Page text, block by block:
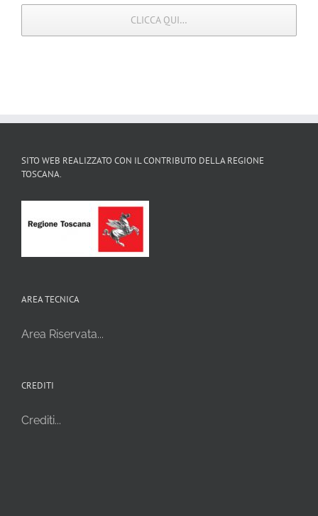
CLICCA QUI…
SITO WEB REALIZZATO CON IL CONTRIBUTO DELLA REGIONE
TOSCANA.
AREA TECNICA
Area Riservata...
CREDITI
Crediti...